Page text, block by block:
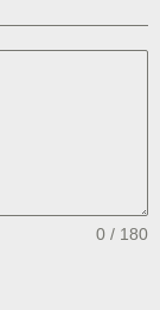
0 / 180